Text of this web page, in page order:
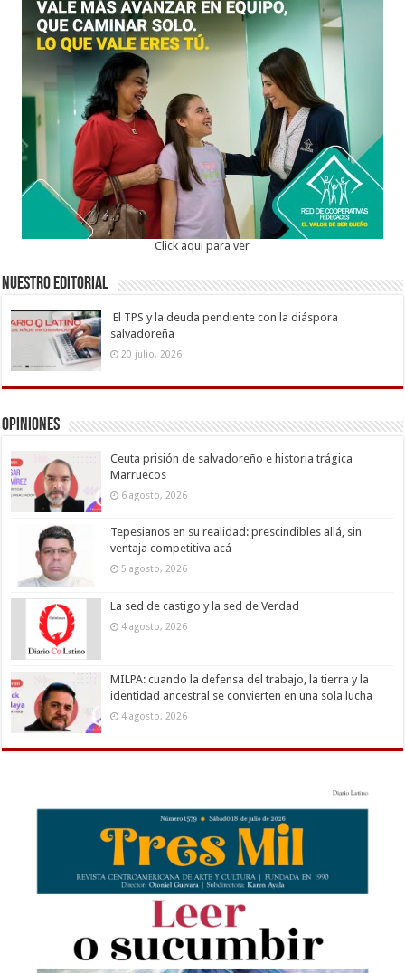
Click aqui para ver
Nuestro Editorial
El TPS y la deuda pendiente con la diáspora
salvadoreña
20 julio, 2026
Opiniones
Ceuta prisión de salvadoreño e historia trágica
Marruecos
6 agosto, 2026
Tepesianos en su realidad: prescindibles allá, sin
ventaja competitiva acá
5 agosto, 2026
La sed de castigo y la sed de Verdad
4 agosto, 2026
MILPA: cuando la defensa del trabajo, la tierra y la
identidad ancestral se convierten en una sola lucha
4 agosto, 2026